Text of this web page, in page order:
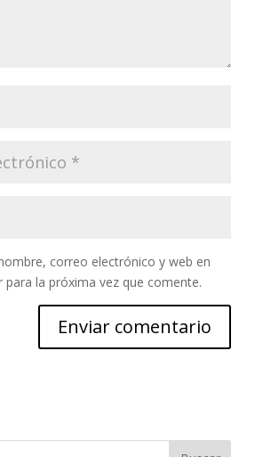
correo electrónico y web en
para la próxima vez que comente.